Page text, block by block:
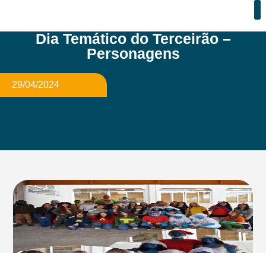
Dia Temático do Terceirão –
Personagens
29/04/2024